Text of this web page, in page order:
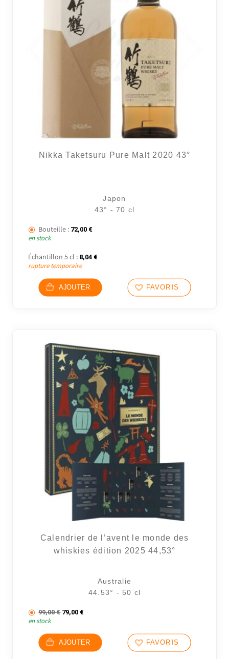
Nikka Taketsuru Pure Malt 2020 43°
Japon
43° - 70 cl
Bouteille : 72,00 €
en stock
Échantillon 5 cl : 8,04 €
rupture temporaire
AJOUTER FAVORIS
Calendrier de l’avent le monde des
whiskies édition 2025 44,53°
Australie
44.53° - 50 cl
99,00€ Le prix initial était : 99,00 €.
79,00 €Le prix actuel est : 79,00 €.
en stock
AJOUTER FAVORIS